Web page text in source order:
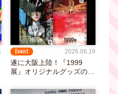
Event 2026.06.19
遂に大阪上陸！『1999
展』オリジナルグッズの販